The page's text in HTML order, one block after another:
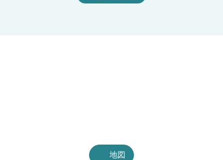
地図